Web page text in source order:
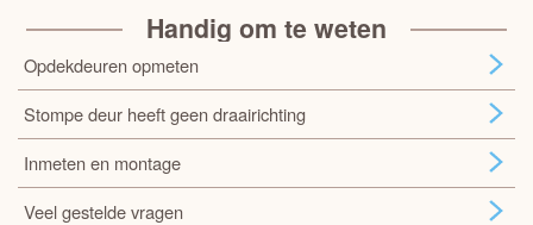
Handig om te weten
Opdekdeuren opmeten
Stompe deur heeft geen draairichting
Inmeten en montage
Veel gestelde vragen